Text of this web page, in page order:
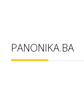
PANONIKA.BA